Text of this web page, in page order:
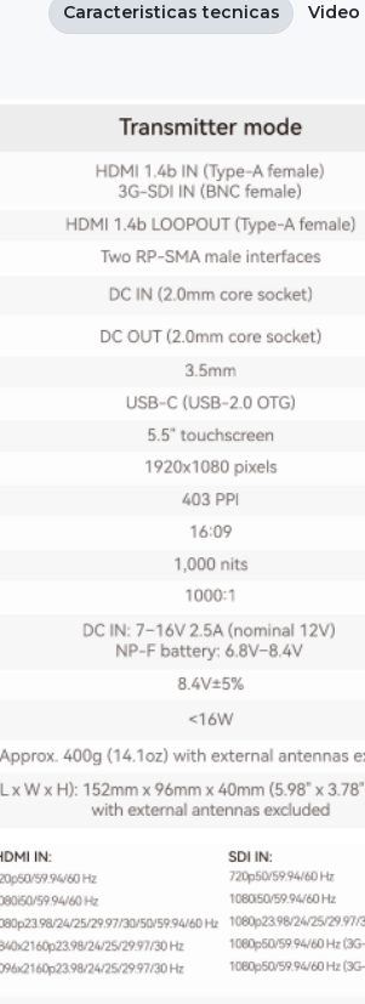
Caracteristicas tecnicas Video